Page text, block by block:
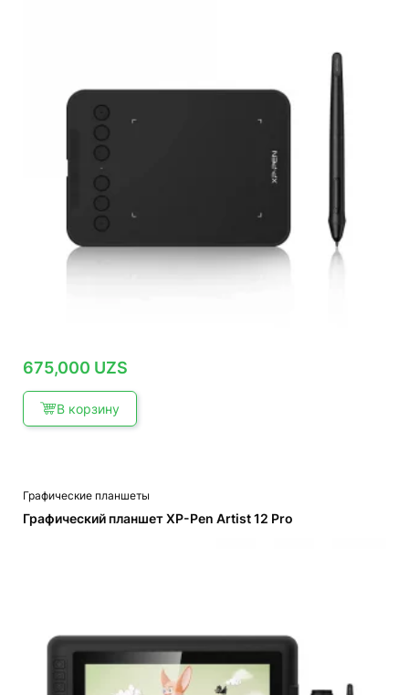
675,000 UZS
В корзину
Графические планшеты
Графический планшет XP-Pen Artist 12 Pro